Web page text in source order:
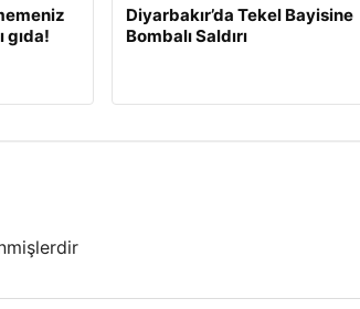
gıda!
Diyarbakır’da Tekel Bayisine
Bombalı Saldırı